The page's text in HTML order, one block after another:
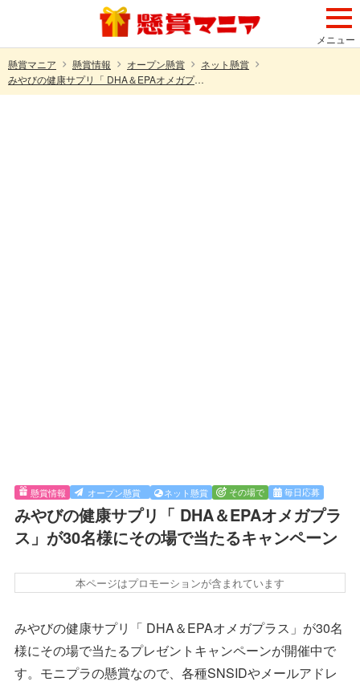
メニュー
懸賞マニア
懸賞情報 オープン懸賞
ネット懸賞
みやびの健康サプリ「 DHA＆EPAオメガプラス」が30名様にその場で当たるキャンペーン
懸賞情報 オープン懸賞 ネット懸賞 その場で 毎日応募
みやびの健康サプリ「 DHA＆EPAオメガプラ
ス」が30名様にその場で当たるキャンペーン
本ページはプロモーションが含まれています
みやびの健康サプリ「 DHA＆EPAオメガプラス」が30名
様にその場で当たるプレゼントキャンペーンが開催中で
す。モニプラの懸賞なので、各種SNSIDやメールアドレ